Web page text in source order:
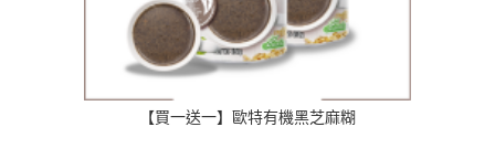
【買一送一】歐特有機黑芝麻糊